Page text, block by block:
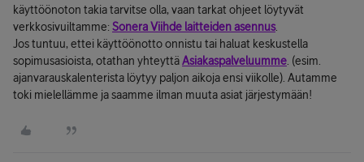
käyttöönoton takia tarvitse olla, vaan tarkat ohjeet löytyvät
verkkosivuiltamme: Sonera Viihde laitteiden asennus.
Jos tuntuu, ettei käyttöönotto onnistu tai haluat keskustella
sopimusasioista, otathan yhteyttäAsiakaspalveluumme . (esim.
ajanvarauskalenterista löytyy paljon aikoja ensi viikolle). Autamme
toki mielellämme ja saamme ilman muuta asiat järjestymään!